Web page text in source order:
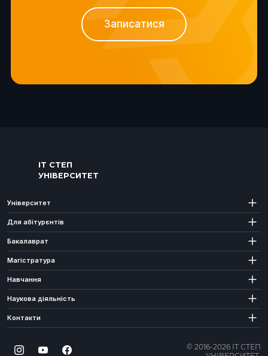
Записатися
ІТ СТЕП
УНІВЕРСИТЕТ
Університет
Для абітурєнтів
Бакалаврат
Магістратура
Навчання
Наукова діяльність
Контакти
© 2016-2026 ІТ СТЕП